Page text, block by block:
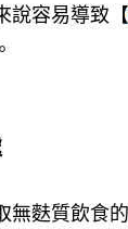
說容易導致【
無麩質飲食